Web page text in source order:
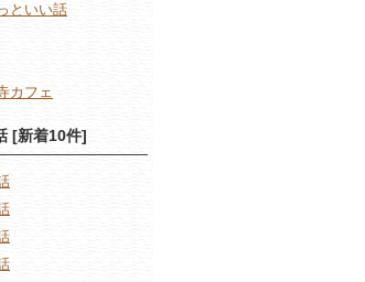
といい話
カフェ
[新着10件]